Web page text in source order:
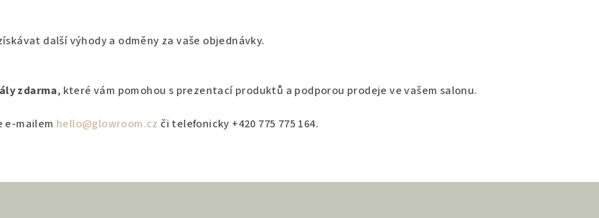
další výhody a odměny za vaše objednávky.
zdarma, které vám pomohou s prezentací produktů a podporou prodeje ve vašem salonu.
e-mailem hello@glowroom.cz či telefonicky +420 775 775 164.